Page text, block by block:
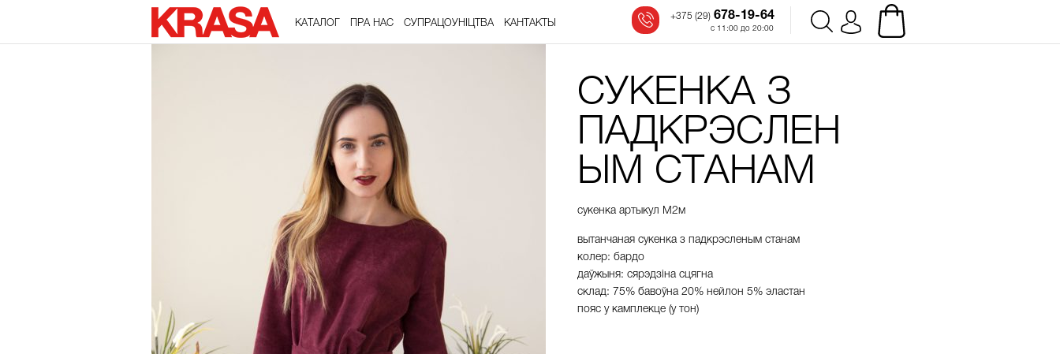
КАТАЛОГ ПРА НАС СУПРАЦОЎНІЦТВА КАНТАКТЫ
+375 (29) 678-19-64‬
с 11:00 до 20:00
СУКЕНКА З
ПАДКРЭСЛЕН
ЫМ СТАНАМ
сукенка артыкул М2м
вытанчаная сукенка з падкрэсленым станам
колер: бардо
даўжыня: сярэдзіна сцягна
склад: 75% бавоўна 20% нейлон 5% эластан
пояс у камплекце (у тон)